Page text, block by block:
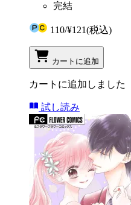
完結
110/¥121(税込)
カートに追加
カートに追加しました
試し読み